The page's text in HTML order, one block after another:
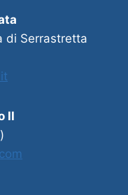
di Serrastretta
II